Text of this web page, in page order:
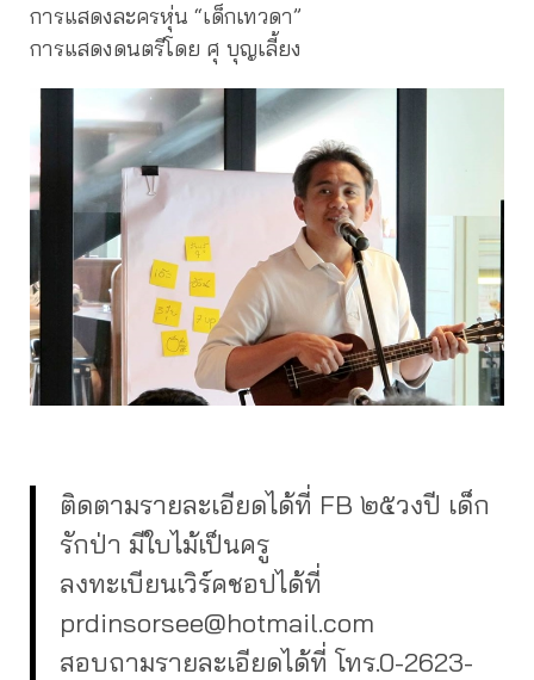
การแสดงละครหุ่น “เด็กเทวดา”
การแสดงดนตรีโดย ศุ บุญเลี้ยง
ติดตามรายละเอียดได้ที่ FB ๒๕วงปี เด็ก
รักป่า มีใบไม้เป็นครู
ลงทะเบียนเวิร์คชอปได้ที่
prdinsorsee@hotmail.com
สอบถามรายละเอียดได้ที่ โทร.0-2623-